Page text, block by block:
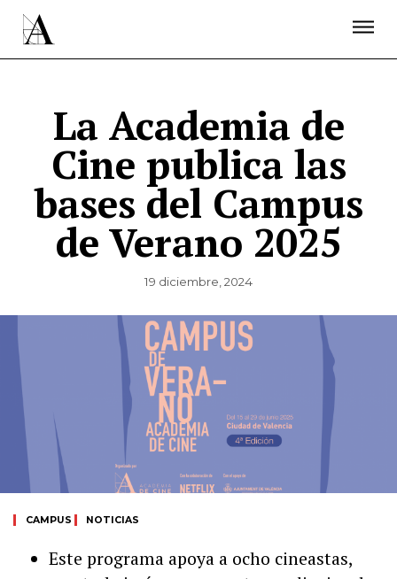
La Academia de
Cine publica las
bases del Campus
de Verano 2025
19 diciembre, 2024
CAMPUS NOTICIAS
Este programa apoya a ocho cineastas,
ÚNETE A LA ACADEMIA DE CINE
PRENSA
NEWSLETTER